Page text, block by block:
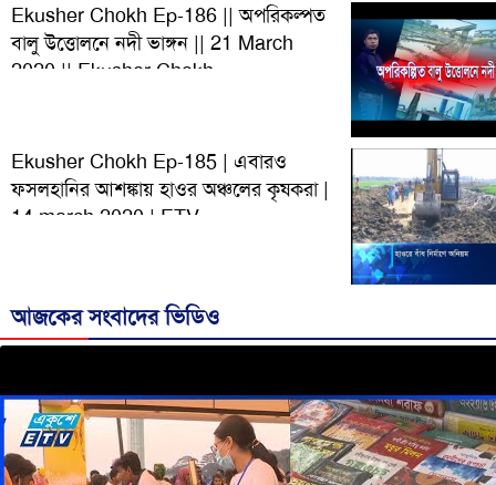
Ekusher Chokh Ep-186 || অপরিকল্পত
বালু উত্তোলনে নদী ভাঙ্গন || 21 March
2020 || Ekusher Chokh
Ekusher Chokh Ep-185 | এবারও
ফসলহানির আশঙ্কায় হাওর অঞ্চলের কৃষকরা |
14 march 2020 | ETV
আজকের সংবাদের ভিডিও